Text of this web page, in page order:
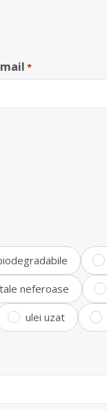
*
neferoase
ulei uzat